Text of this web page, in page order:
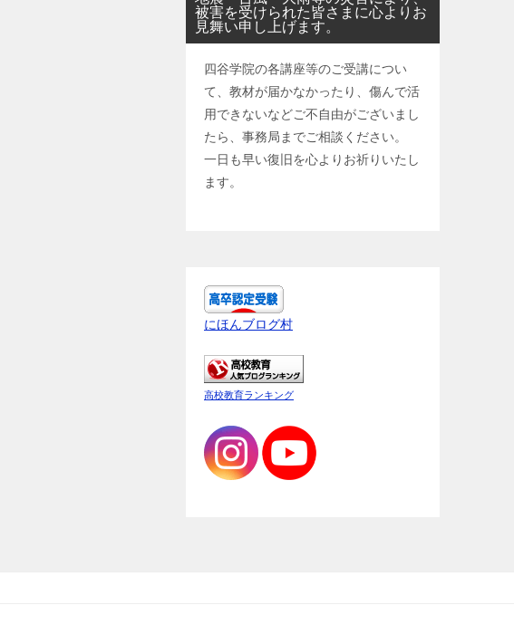
被害を受けられた皆さまに心よりお
見舞い申し上げます。
四谷学院の各講座等のご受講につい
て、教材が届かなかったり、傷んで活
用できないなどご不自由がございまし
たら、事務局までご相談ください。
一日も早い復旧を心よりお祈りいたし
ます。
にほんブログ村
高校教育ランキング